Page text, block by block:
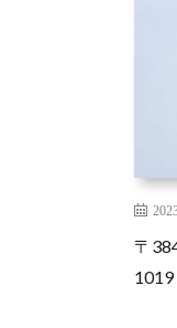
〒